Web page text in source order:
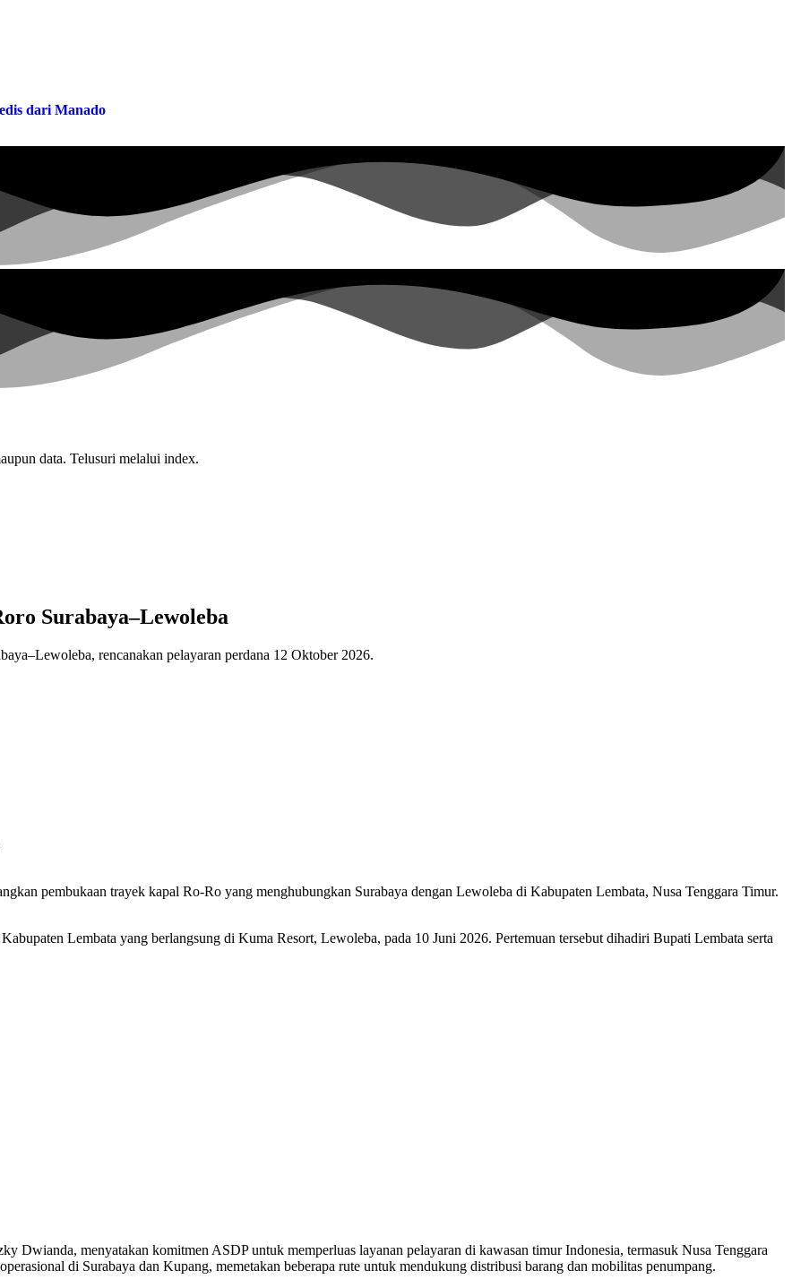
dari Manado
data. Telusuri melalui index.
Surabaya–Lewoleba
rencanakan pelayaran perdana 12 Oktober 2026.
pembukaan trayek kapal Ro-Ro yang menghubungkan Surabaya dengan Lewoleba di Kabupaten Lembata, Nusa Tenggara Timur.
Lembata yang berlangsung di Kuma Resort, Lewoleba, pada 10 Juni 2026. Pertemuan tersebut dihadiri Bupati Lembata serta
Dwianda, menyatakan komitmen ASDP untuk memperluas layanan pelayaran di kawasan timur Indonesia, termasuk Nusa Tenggara
di Surabaya dan Kupang, memetakan beberapa rute untuk mendukung distribusi barang dan mobilitas penumpang.